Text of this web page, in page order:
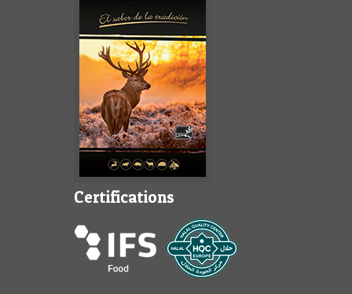
Certifications